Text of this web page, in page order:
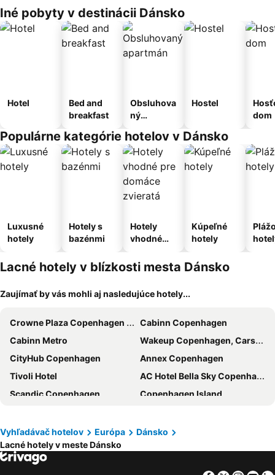
Iné pobyty v destinácii Dánsko
Hotel
Bed and
breakfast
Obsluhova
ný
Hostel
dom
Populárne kategórie hotelov v Dánsko
Luxusné
hotely
Hotely s
bazénmi
Hotely
vhodné
domáce
zvieratá
Kúpeľné
hotely
Lacné hotely v blízkosti mesta Dánsko
Zaujímať by vás mohli aj nasledujúce hotely...
Crowne Plaza Copenhagen Towers by IHG
Cabinn Copenhagen
Cabinn Metro
Wakeup Copenhagen, Carsten Niebuhrs Gade
CityHub Copenhagen
Annex Copenhagen
Tivoli Hotel
AC Hotel Bella Sky Copenhagen
Scandic Copenhagen
Copenhagen Island
Wakeup Copenhagen - Bernstorffsgade
Admiral Hotel Copenhagen
NH Collection Copenhagen
Copenhagen Marriott Hotel
Vyhľadávač hotelov Európa
Dánsko
Lacné hotely v meste Dánsko